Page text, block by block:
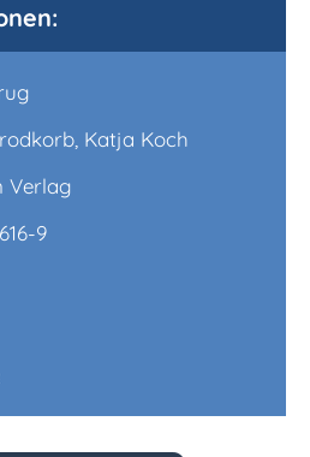
Katja Koch
Verlag
9